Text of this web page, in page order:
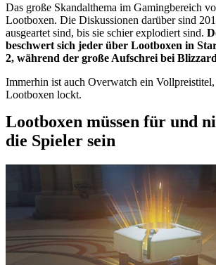
Das große Skandalthema im Gamingbereich
Lootboxen. Die Diskussionen darüber sind
ausgeartet sind, bis sie schier explodiert sind.
beschwert sich jeder über Lootboxen in
2, während der große Aufschrei bei
Immerhin ist auch Overwatch ein
Lootboxen lockt.
Lootboxen müssen für und
die Spieler sein